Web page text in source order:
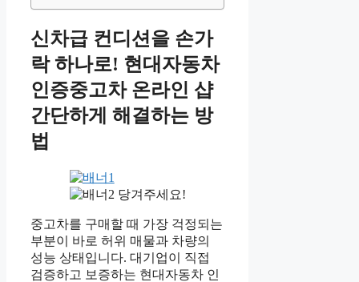
신차급 컨디션을 손가
락 하나로! 현대자동차
인증중고차 온라인 샵
간단하게 해결하는 방
법
당겨주세요!
중고차를 구매할 때 가장 걱정되는
부분이 바로 허위 매물과 차량의
성능 상태입니다. 대기업이 직접
검증하고 보증하는 현대자동차 인